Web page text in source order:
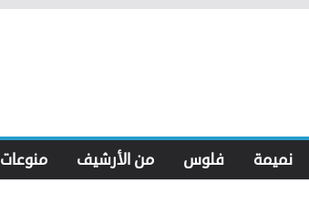
نميمة فلوس من الأرشيف منوعات